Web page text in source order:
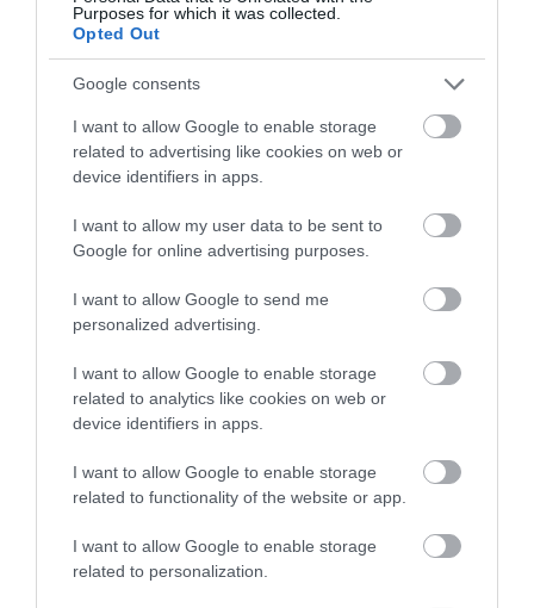
Purposes for which it was collected.
Opted Out
Google consents
I want to allow Google to enable storage
related to advertising like cookies on web or
device identifiers in apps.
I want to allow my user data to be sent to
Google for online advertising purposes.
I want to allow Google to send me
personalized advertising.
I want to allow Google to enable storage
related to analytics like cookies on web or
device identifiers in apps.
I want to allow Google to enable storage
related to functionality of the website or app.
I want to allow Google to enable storage
related to personalization.
PHEV LUXURY – A KÍNAI PR...
2026. augusztus 06
LAKÓÉPÜLETEK LÁNGOLTAK SZERDÁN
2026. augusztus 06|Riasztó
„NEM TETTÜNK NYOMÁST A FIUNKRA” –
2026. augusztus 06
ÚJ HŰTŐRENDSZER A MARKHOT FERENC
KÓRHÁZBAN: TÖBB MINT 70 ...
HOLTAN SZÁLLÍTOTTÁK HAZA A 80 ÉVES
2026. augusztus 06|Riasztó